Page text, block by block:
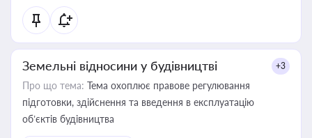
Земельні відносини у будівництві +3
Про що тема: Тема охоплює правове регулювання
підготовки, здійснення та введення в експлуатацію
об’єктів будівництва